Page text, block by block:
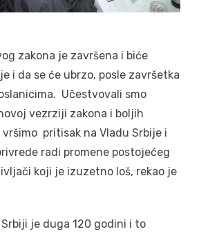
zakona je završena i biće
i da se će ubrzo, posle završetka
Učestvovali smo
vezrziji zakona i boljih
vršimo pritisak na Vladu Srbije i
radi promene postojećeg
koji je izuzetno loš, rekao je
je duga 120 godini i to